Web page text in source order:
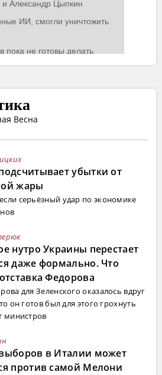
Весна
убытки от
жары
серьёзный удар по экономике
нутро Украины перестает
даже формально. Что
Федорова
для Зеленского оказалось вдруг
он готов был для этого грохнуть
министров
в Италии может
против самой Мелони